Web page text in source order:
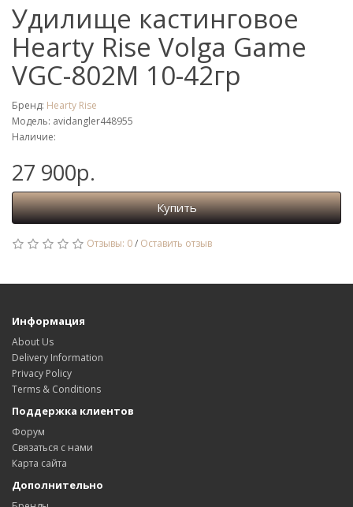
Удилище кастинговое
Hearty Rise Volga Game
VGC-802M 10-42гр
Бренд: Hearty Rise
Модель: avidangler448955
Наличие:
27 900р.
Купить
Отзывы: 0/ Оставить отзыв
Информация
About Us
Delivery Information
Privacy Policy
Terms & Conditions
Поддержка клиентов
Форум
Связаться с нами
Карта сайта
Дополнительно